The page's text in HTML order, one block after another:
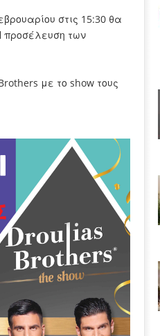
στις 15:30 θα
προσέλευση των
με το show τους